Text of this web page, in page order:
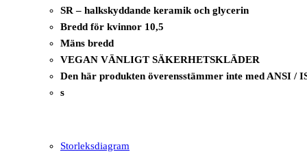
SR – halkskyddande keramik och glycerin
Bredd för kvinnor 10,5
Mäns bredd
VEGAN VÄNLIGT SÄKERHETSKLÄDER
Den här produkten överensstämmer inte med ANSI /
s
Storleksdiagram